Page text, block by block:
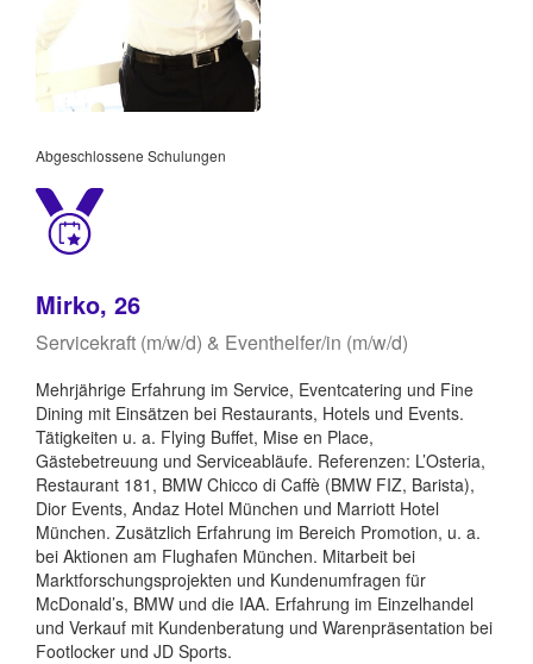
Abgeschlossene Schulungen
Mirko, 26
Servicekraft (m/w/d) & Eventhelfer/in (m/w/d)
Mehrjährige Erfahrung im Service, Eventcatering und Fine
Dining mit Einsätzen bei Restaurants, Hotels und Events.
Tätigkeiten u. a. Flying Buffet, Mise en Place,
Gästebetreuung und Serviceabläufe. Referenzen: L’Osteria,
Restaurant 181, BMW Chicco di Caffè (BMW FIZ, Barista),
Dior Events, Andaz Hotel München und Marriott Hotel
München. Zusätzlich Erfahrung im Bereich Promotion, u. a.
bei Aktionen am Flughafen München. Mitarbeit bei
Marktforschungsprojekten und Kundenumfragen für
McDonald’s, BMW und die IAA. Erfahrung im Einzelhandel
und Verkauf mit Kundenberatung und Warenpräsentation bei
Footlocker und JD Sports.